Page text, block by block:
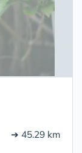
➔ 45.29 km